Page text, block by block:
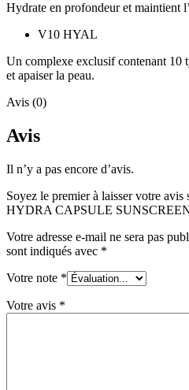
Hydrate en profondeur et maintient
V10 HYAL
Un complexe exclusif contenant 10
et apaiser la peau.
Avis (0)
Avis
Il n’y a pas encore d’avis.
Soyez le premier à laisser votre
HYDRA CAPSULE
Votre adresse e-mail ne sera pas
sont indiqués avec *
Votre note *
Votre avis *